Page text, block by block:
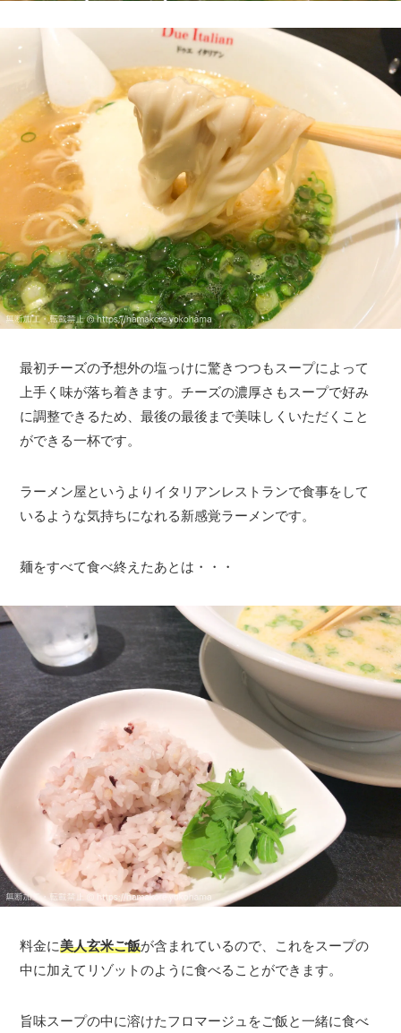
最初チーズの予想外の塩っけに驚きつつもスープによって
上手く味が落ち着きます。チーズの濃厚さもスープで好み
に調整できるため、最後の最後まで美味しくいただくこと
ができる一杯です。
ラーメン屋というよりイタリアンレストランで食事をして
いるような気持ちになれる新感覚ラーメンです。
麺をすべて食べ終えたあとは・・・
料金に美人玄米ご飯が含まれているので、これをスープの
中に加えてリゾットのように食べることができます。
旨味スープの中に溶けたフロマージュをご飯と一緒に食べ